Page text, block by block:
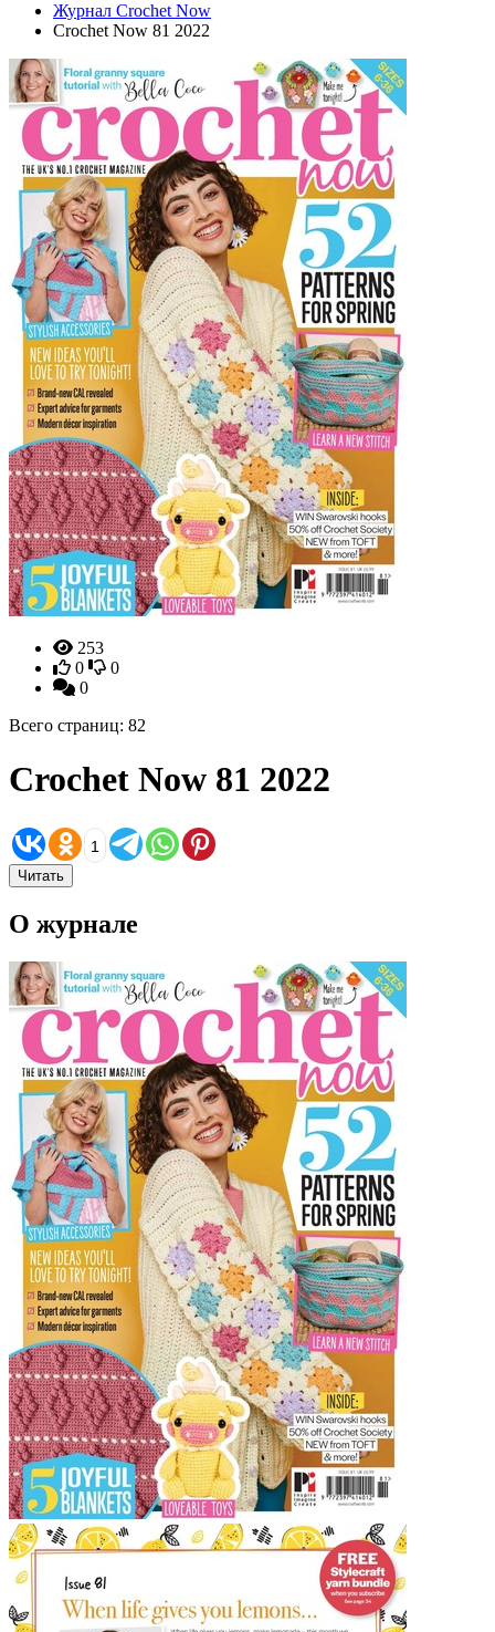
Журнал Crochet Now
Crochet Now 81 2022
253
0
0
0
Всего страниц: 82
Crochet Now 81 2022
1
Читать
О журнале